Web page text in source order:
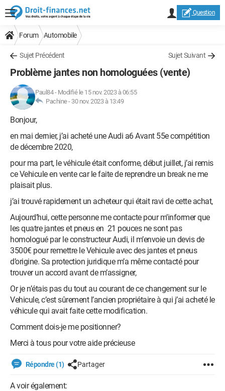
Question
Forum Automobile
Sujet Précédent Sujet Suivant
Problème jantes non homologuées (vente)
Paul84- Modifié le 15 nov. 2023 à 06:55
Pachine - 30 nov. 2023 à 13:49
Bonjour,
en mai dernier, j’ai acheté une Audi a6 Avant 55e compétition
de décembre 2020,
pour ma part, le véhicule était conforme, début juillet, j’ai remis
ce Vehicule en vente car le faite de reprendre un break ne me
plaisait plus.
j’ai trouvé rapidement un acheteur qui était ravi de cette achat,
Aujourd’hui, cette personne me contacte pour m’informer que
les quatre jantes et pneus en 21 pouces ne sont pas
homologué par le constructeur Audi, il m’envoie un devis de
3500€ pour remettre le Vehicule avec des jantes et pneus
d’origine. Sa protection juridique m’a même contacté pour
trouver un accord avant de m’assigner,
Or je n’étais pas du tout au courant de ce changement sur le
Vehicule, c’est sûrement l’ancien propriétaire à qui j’ai acheté le
véhicule qui avait faite cette modification.
Comment dois-je me positionner?
Merci à tous pour votre aide précieuse
Répondre (1) Partager
A voir également: